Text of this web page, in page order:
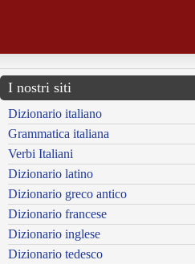
I nostri siti
Dizionario italiano
Grammatica italiana
Verbi Italiani
Dizionario latino
Dizionario greco antico
Dizionario francese
Dizionario inglese
Dizionario tedesco